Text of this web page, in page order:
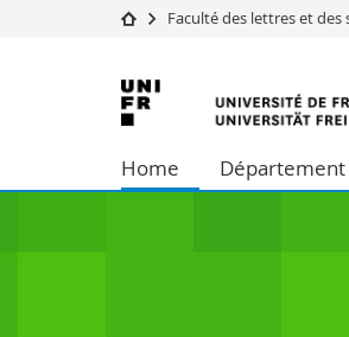
Université
Recherche
Université
Faculté des lettres et des
Université
de
Fribourg
Home Département